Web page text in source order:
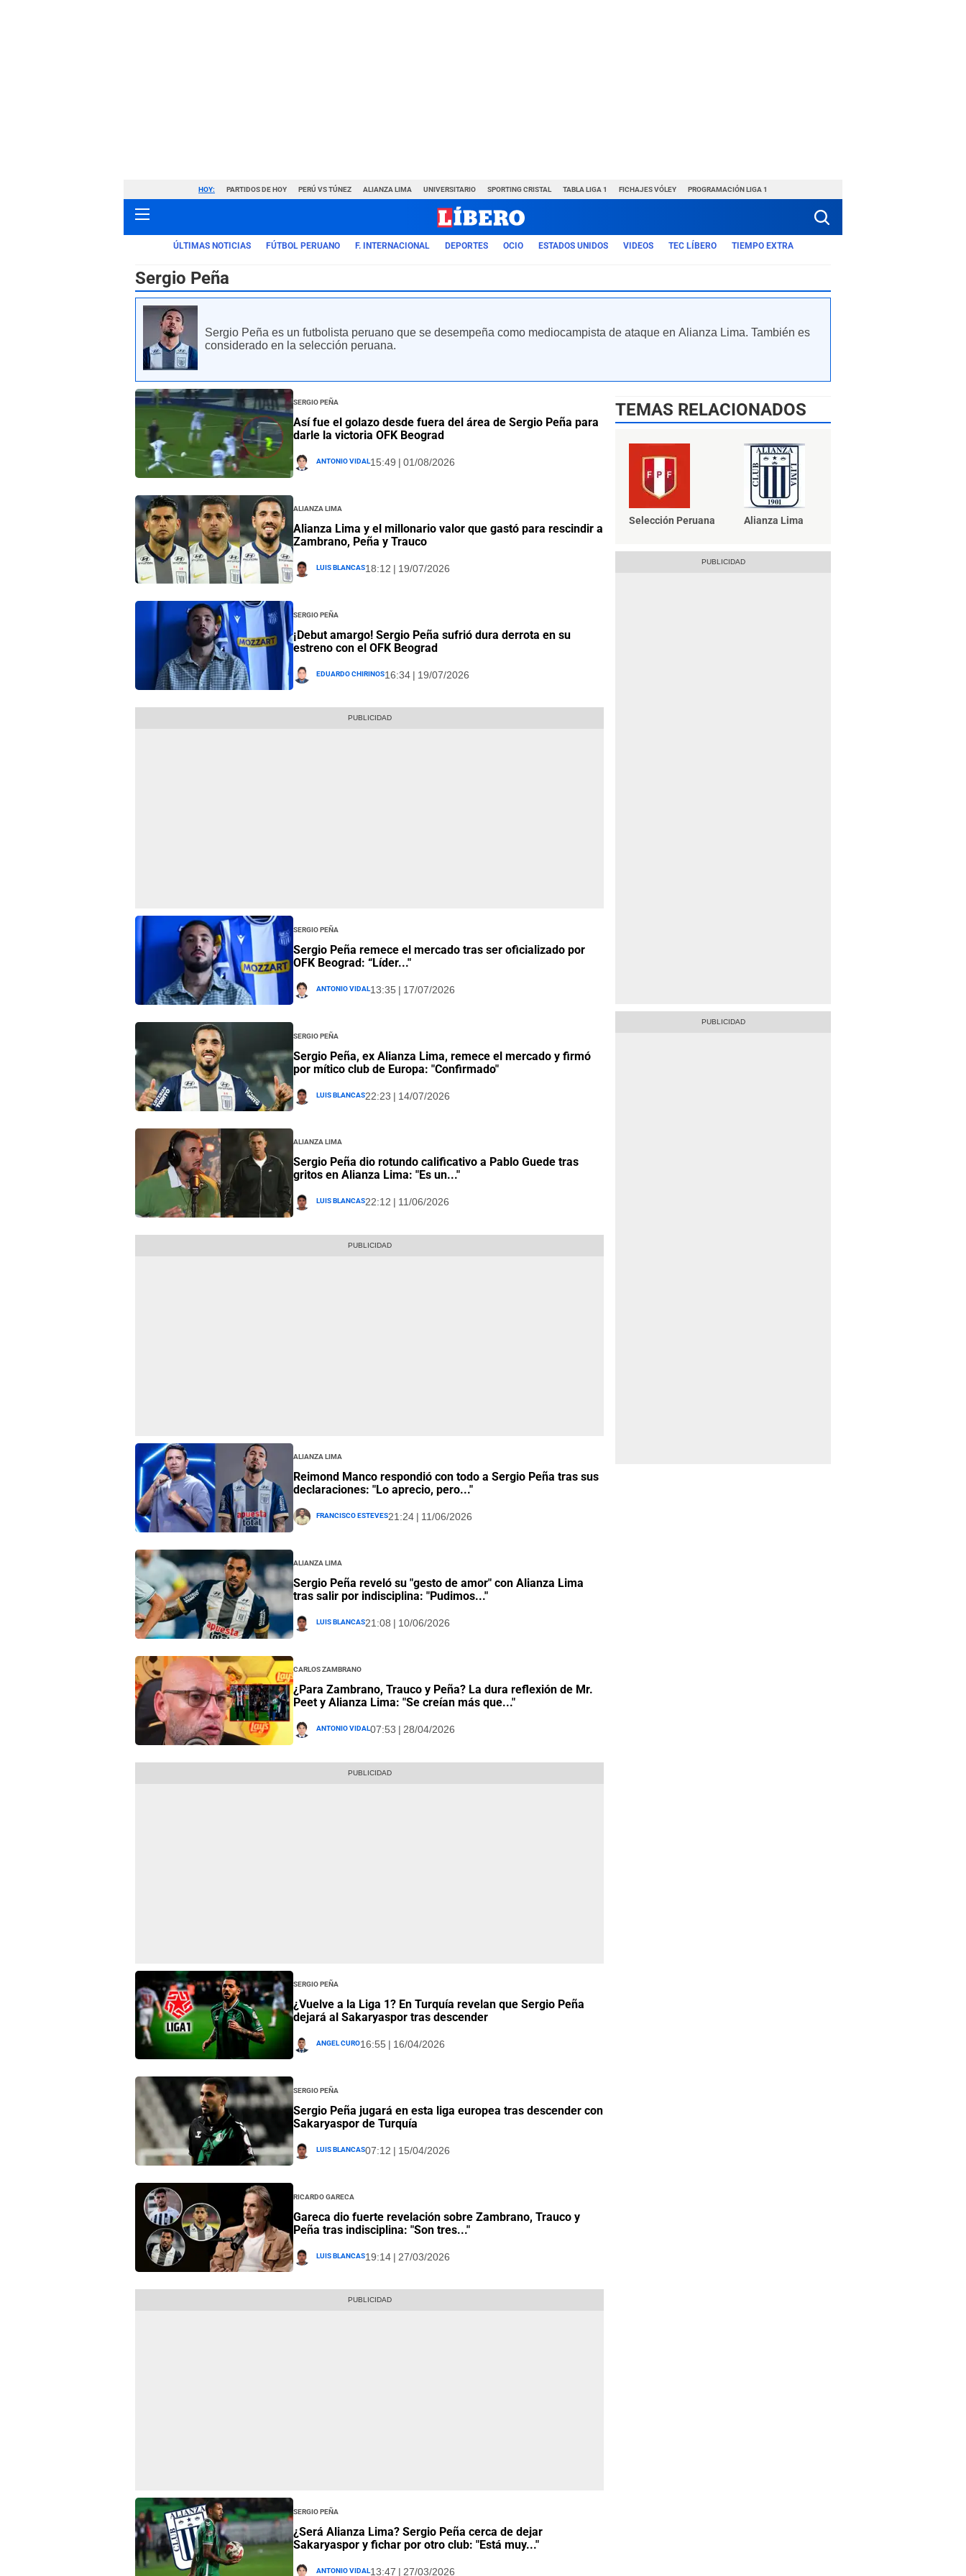
HOY: PARTIDOS DE HOY PERÚ VS TÚNEZ ALIANZA LIMA UNIVERSITARIO SPORTING CRISTAL TABLA LIGA 1 FICHAJES VÓLEY PROGRAMACIÓN LIGA 1
ÚLTIMAS NOTICIAS FÚTBOL PERUANO F. INTERNACIONAL DEPORTES OCIO ESTADOS UNIDOS VIDEOS TEC LÍBERO TIEMPO EXTRA
Sergio Peña
Sergio Peña es un futbolista peruano que se desempeña como mediocampista de ataque en Alianza Lima. También es
considerado en la selección peruana.
Sergio Peña
Así fue el golazo desde fuera del área de Sergio Peña para
darle la victoria OFK Beograd
Antonio Vidal15:49 | 01/08/2026
Alianza Lima
Alianza Lima y el millonario valor que gastó para rescindir a
Zambrano, Peña y Trauco
Luis Blancas18:12 | 19/07/2026
Sergio Peña
¡Debut amargo! Sergio Peña sufrió dura derrota en su
estreno con el OFK Beograd
Eduardo Chirinos16:34 | 19/07/2026
Sergio Peña
Sergio Peña remece el mercado tras ser oficializado por
OFK Beograd: “Líder..."
Antonio Vidal13:35 | 17/07/2026
Sergio Peña
Sergio Peña, ex Alianza Lima, remece el mercado y firmó
por mítico club de Europa: "Confirmado"
Luis Blancas22:23 | 14/07/2026
Alianza Lima
Sergio Peña dio rotundo calificativo a Pablo Guede tras
gritos en Alianza Lima: "Es un..."
Luis Blancas22:12 | 11/06/2026
Alianza Lima
Reimond Manco respondió con todo a Sergio Peña tras sus
declaraciones: "Lo aprecio, pero..."
Francisco Esteves21:24 | 11/06/2026
Alianza Lima
Sergio Peña reveló su "gesto de amor" con Alianza Lima
tras salir por indisciplina: "Pudimos..."
Luis Blancas21:08 | 10/06/2026
Carlos Zambrano
¿Para Zambrano, Trauco y Peña? La dura reflexión de Mr.
Peet y Alianza Lima: "Se creían más que..."
Antonio Vidal07:53 | 28/04/2026
Sergio Peña
¿Vuelve a la Liga 1? En Turquía revelan que Sergio Peña
dejará al Sakaryaspor tras descender
Angel Curo16:55 | 16/04/2026
Sergio Peña
Sergio Peña jugará en esta liga europea tras descender con
Sakaryaspor de Turquía
Luis Blancas07:12 | 15/04/2026
Ricardo Gareca
Gareca dio fuerte revelación sobre Zambrano, Trauco y
Peña tras indisciplina: "Son tres..."
Luis Blancas19:14 | 27/03/2026
Sergio Peña
¿Será Alianza Lima? Sergio Peña cerca de dejar
Sakaryaspor y fichar por otro club: "Está muy..."
Antonio Vidal13:47 | 27/03/2026
TEMAS RELACIONADOS
Selección Peruana Alianza Lima